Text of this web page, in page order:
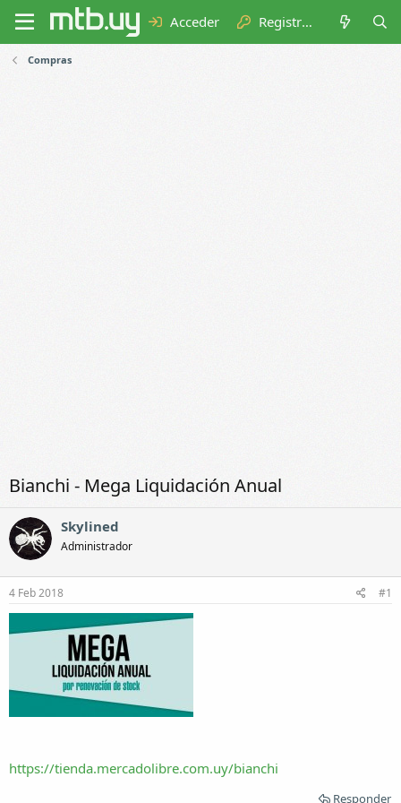
Acceder Registrarse
Compras
Bianchi - Mega Liquidación Anual
Skylined
Administrador
4 Feb 2018 #1
https://tienda.mercadolibre.com.uy/bianchi
Responder